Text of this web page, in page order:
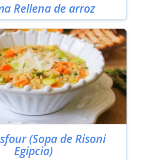
Rellena de arroz
(Sopa de Risoni
Egipcia)